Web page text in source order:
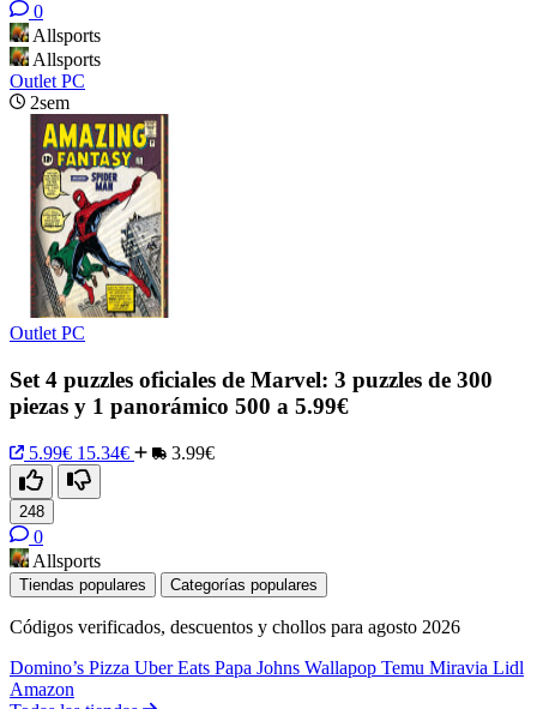
0
Allsports
Allsports
Outlet PC
2sem
Outlet PC
Set 4 puzzles oficiales de Marvel: 3 puzzles de 300
piezas y 1 panorámico 500 a 5.99€
5.99€ 15.34€ 3.99€
248
0
Allsports
Tiendas populares Categorías populares
Códigos verificados, descuentos y chollos para agosto 2026
Domino’s Pizza Uber Eats Papa Johns Wallapop Temu Miravia Lidl
Amazon